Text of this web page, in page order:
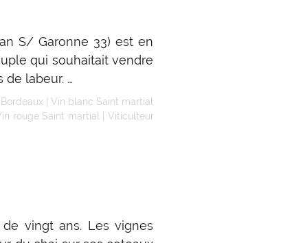
S/ Garonne 33) est en
qui souhaitait vendre
labeur. …
| Vin blanc Saint martial
rouge Saint martial
Viticulteur
vingt ans. Les vignes